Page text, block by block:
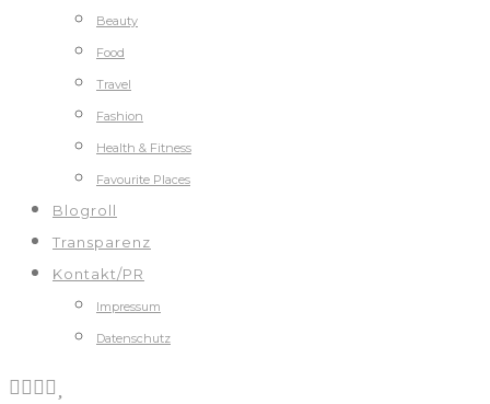
Beauty
Food
Travel
Fashion
Health & Fitness
Favourite Places
Blogroll
Transparenz
Kontakt/PR
Impressum
Datenschutz